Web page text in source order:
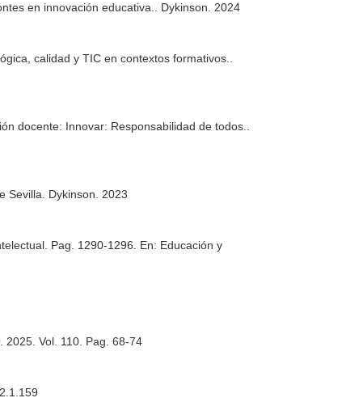
en innovación educativa. . Dykinson. 2024
calidad y TIC en contextos formativos.
docente: Innovar: Responsabilidad de todos.
Sevilla. Dykinson. 2023
Pag. 1290-1296. En: Educación y
. 2025. Vol. 110. Pag. 68-74